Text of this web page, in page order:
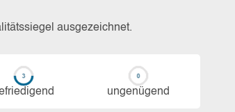
ausgezeichnet.
un­ge­nü­gend